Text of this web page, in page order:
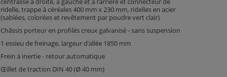
ridelle, trappe à céréales 400 mm x 230 mm, ridelles en acier
(sablées, colorées et revêtement par poudre vert clair)
Châssis porteur en profilés creux galvanisé - sans suspension
1 essieu de freinage, largeur d’allée 1850 mm
Frein à inertie - retour automatique
Œillet de traction DIN 40 (Ø 40 mm)